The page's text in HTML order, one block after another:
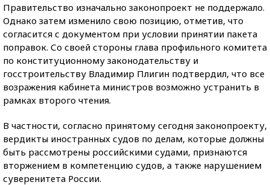
Правительство изначально законопроект не поддержало.
Однако затем изменило свою позицию, отметив, что
согласится с документом при условии принятии пакета
поправок. Со своей стороны глава профильного комитета
по конституционному законодательству и
госстроительству Владимир Плигин подтвердил, что все
возражения кабинета министров возможно устранить в
рамках второго чтения.
В частности, согласно принятому сегодня законопроекту,
вердикты иностранных судов по делам, которые должны
быть рассмотрены российскими судами, признаются
вторжением в компетенцию судов, а также нарушением
суверенитета России.